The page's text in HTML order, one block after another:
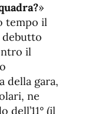
»
tempo il
il
della gara,
ne
dell’11° (il